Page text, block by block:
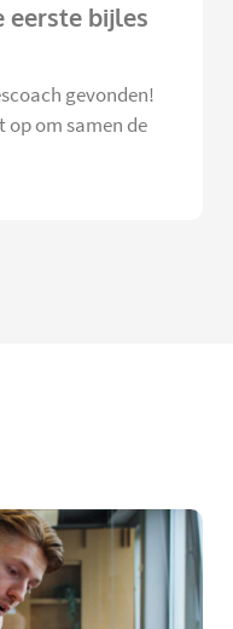
eerste bijles
gevonden!
op om samen de